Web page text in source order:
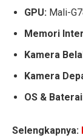
GPU: Mali-
Memori
Kamera
Kamera
OS &
Selengkapnya: